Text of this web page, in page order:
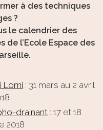
à des techniques
?
le calendrier des
de l’Ecole Espace des
Lomi : 31 mars au 2 avril
drainant : 17 et 18
2018